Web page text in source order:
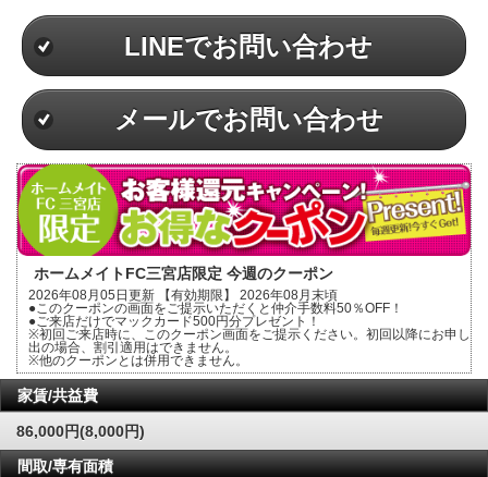
LINEでお問い合わせ
メールでお問い合わせ
ホームメイトFC三宮店限定 今週のクーポン
2026年08月05日更新 【有効期限】 2026年08月末頃
●このクーポンの画面をご提示いただくと仲介手数料50％OFF！
●ご来店だけでマックカード500円分プレゼント！
※初回ご来店時に、このクーポン画面をご提示ください。初回以降にお申し
出の場合、割引適用はできません。
※他のクーポンとは併用できません。
家賃/共益費
86,000円(8,000円)
間取/専有面積